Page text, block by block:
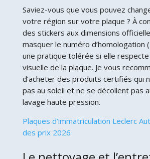
Saviez-vous que vous pouvez
votre région sur votre plaque ? À
des stickers aux dimensions
masquer le numéro d’homologation
une pratique tolérée si elle respecte
visuelle de la plaque. Je vous
d’acheter des produits certifiés qui
pas au soleil et ne se décollent pas
lavage haute pression.
Plaques d’immatriculation Leclerc
des prix 2026